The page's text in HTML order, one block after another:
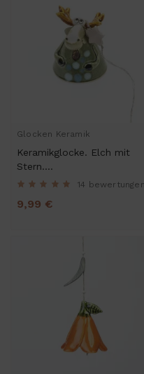
Glocken Keramik
Keramikglocke. Elch mit
Stern.
Weihnachtsbaumschmuck
14 bewertungen
9,99 €